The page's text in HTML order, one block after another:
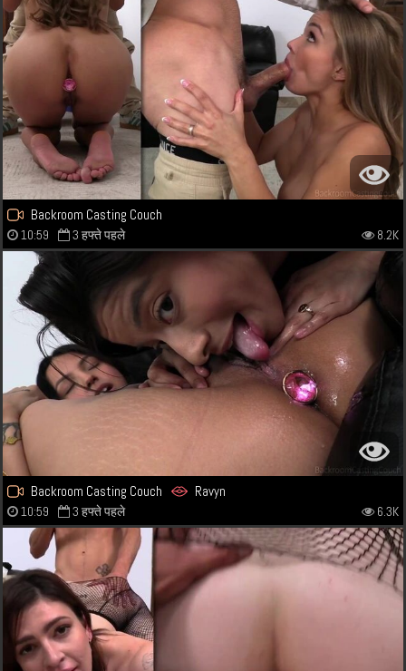
Backroom Casting Couch
10:59 3 हफ्ते पहले 8.2K
Backroom Casting Couch Ravyn
10:59 3 हफ्ते पहले 6.3K